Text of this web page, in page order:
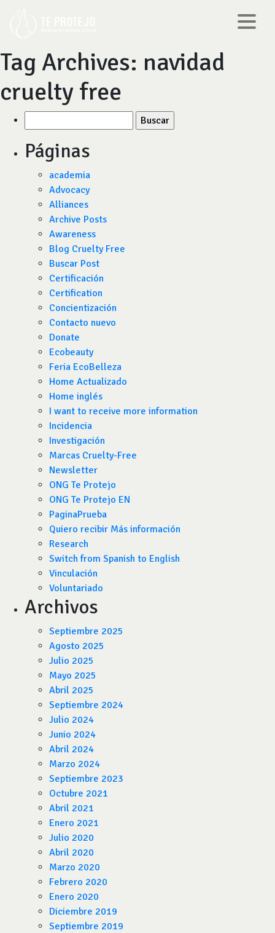
Tag Archives: navidad
cruelty free
por:
Páginas
academia
Advocacy
Alliances
Archive Posts
Awareness
Blog Cruelty Free
Buscar Post
Certificación
Certification
Concientización
Contacto nuevo
Donate
Ecobeauty
Feria EcoBelleza
Home Actualizado
Home inglés
I want to receive more information
Incidencia
Investigación
Marcas Cruelty-Free
Newsletter
ONG Te Protejo
ONG Te Protejo EN
PaginaPrueba
Quiero recibir Más información
Research
Switch from Spanish to English
Vinculación
Voluntariado
Archivos
Septiembre 2025
Agosto 2025
Julio 2025
Mayo 2025
Abril 2025
Septiembre 2024
Julio 2024
Junio 2024
Abril 2024
Marzo 2024
Septiembre 2023
Octubre 2021
Abril 2021
Enero 2021
Julio 2020
Abril 2020
Marzo 2020
Febrero 2020
Enero 2020
Diciembre 2019
Septiembre 2019